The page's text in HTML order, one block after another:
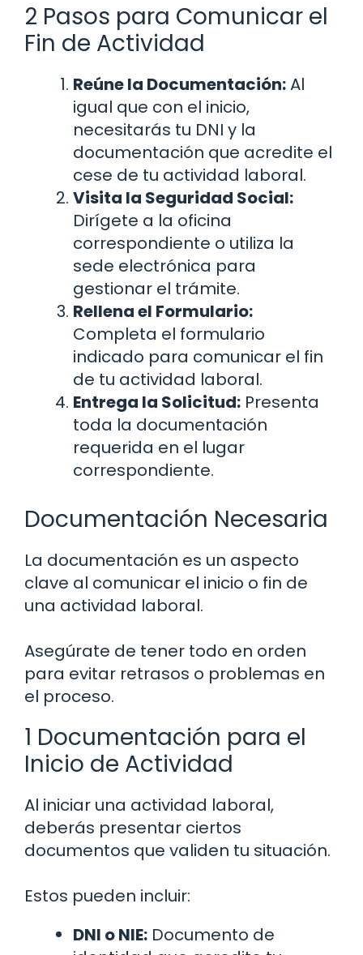
2 Pasos para Comunicar el
Fin de Actividad
Reúne la Documentación:Al
igual que con el inicio,
necesitarás tu DNI y la
documentación que acredite el
cese de tu actividad laboral.
Visita la Seguridad Social:
Dirígete a la oficina
correspondiente o utiliza la
sede electrónica para
gestionar el trámite.
Rellena el Formulario:
Completa el formulario
indicado para comunicar el fin
de tu actividad laboral.
Entrega la Solicitud: Presenta
toda la documentación
requerida en el lugar
correspondiente.
Documentación Necesaria
La documentación es un aspecto
clave al comunicar el inicio o fin de
una actividad laboral.
Asegúrate de tener todo en orden
para evitar retrasos o problemas en
el proceso.
1 Documentación para el
Inicio de Actividad
Al iniciar una actividad laboral,
deberás presentar ciertos
documentos que validen tu situación.
Estos pueden incluir:
DNI o NIE: Documento de